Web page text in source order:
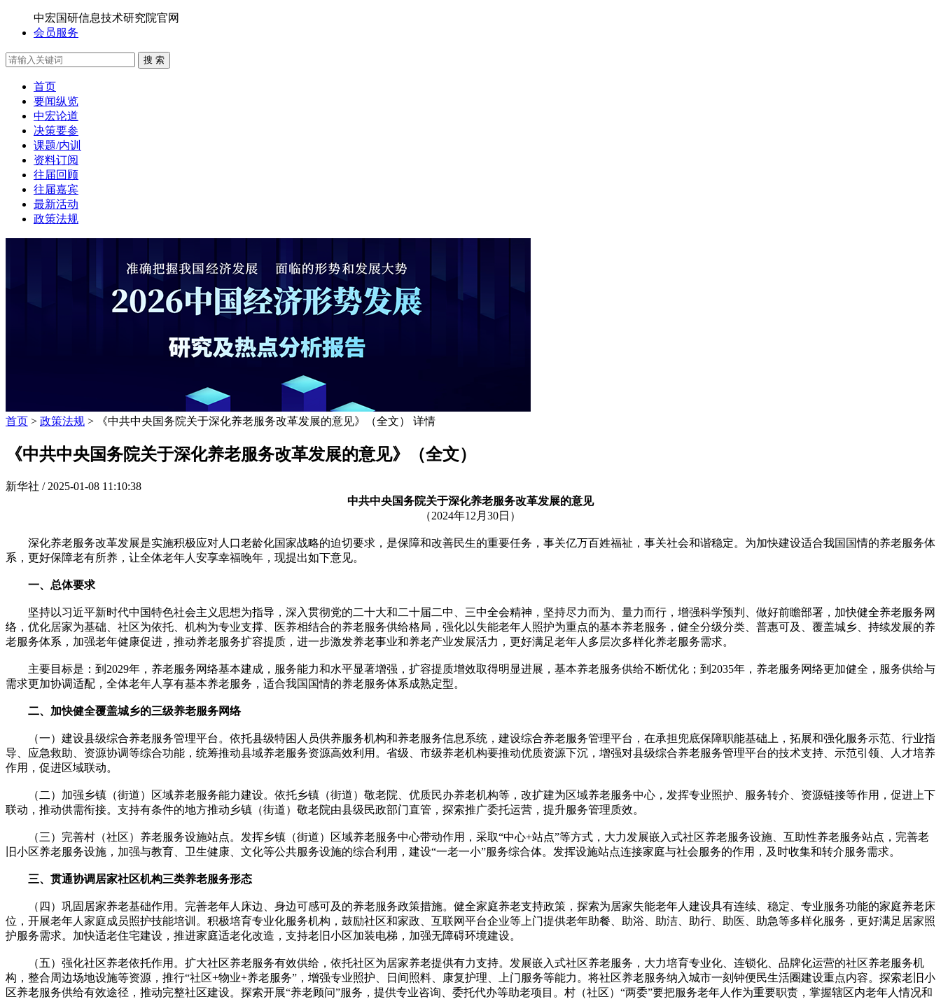
中宏国研信息技术研究院官网
会员服务
搜 索
首页
要闻纵览
中宏论道
决策要参
课题/内训
资料订阅
往届回顾
往届嘉宾
最新活动
政策法规
首页 > 政策法规 > 《中共中央国务院关于深化养老服务改革发展的意见》（全文） 详情
《中共中央国务院关于深化养老服务改革发展的意见》（全文）
新华社 / 2025-01-08 11:10:38
中共中央国务院关于深化养老服务改革发展的意见
（2024年12月30日）
深化养老服务改革发展是实施积极应对人口老龄化国家战略的迫切要求，是保障和改善民生的重要任务，事关亿万百姓福祉，事关社会和谐稳定。为加快建设适合我国国情的养老服务体
系，更好保障老有所养，让全体老年人安享幸福晚年，现提出如下意见。
一、总体要求
坚持以习近平新时代中国特色社会主义思想为指导，深入贯彻党的二十大和二十届二中、三中全会精神，坚持尽力而为、量力而行，增强科学预判、做好前瞻部署，加快健全养老服务网
络，优化居家为基础、社区为依托、机构为专业支撑、医养相结合的养老服务供给格局，强化以失能老年人照护为重点的基本养老服务，健全分级分类、普惠可及、覆盖城乡、持续发展的养
老服务体系，加强老年健康促进，推动养老服务扩容提质，进一步激发养老事业和养老产业发展活力，更好满足老年人多层次多样化养老服务需求。
主要目标是：到2029年，养老服务网络基本建成，服务能力和水平显著增强，扩容提质增效取得明显进展，基本养老服务供给不断优化；到2035年，养老服务网络更加健全，服务供给与
需求更加协调适配，全体老年人享有基本养老服务，适合我国国情的养老服务体系成熟定型。
二、加快健全覆盖城乡的三级养老服务网络
（一）建设县级综合养老服务管理平台。依托县级特困人员供养服务机构和养老服务信息系统，建设综合养老服务管理平台，在承担兜底保障职能基础上，拓展和强化服务示范、行业指
导、应急救助、资源协调等综合功能，统筹推动县域养老服务资源高效利用。省级、市级养老机构要推动优质资源下沉，增强对县级综合养老服务管理平台的技术支持、示范引领、人才培养
作用，促进区域联动。
（二）加强乡镇（街道）区域养老服务能力建设。依托乡镇（街道）敬老院、优质民办养老机构等，改扩建为区域养老服务中心，发挥专业照护、服务转介、资源链接等作用，促进上下
联动，推动供需衔接。支持有条件的地方推动乡镇（街道）敬老院由县级民政部门直管，探索推广委托运营，提升服务管理质效。
（三）完善村（社区）养老服务设施站点。发挥乡镇（街道）区域养老服务中心带动作用，采取“中心+站点”等方式，大力发展嵌入式社区养老服务设施、互助性养老服务站点，完善老
旧小区养老服务设施，加强与教育、卫生健康、文化等公共服务设施的综合利用，建设“一老一小”服务综合体。发挥设施站点连接家庭与社会服务的作用，及时收集和转介服务需求。
三、贯通协调居家社区机构三类养老服务形态
（四）巩固居家养老基础作用。完善老年人床边、身边可感可及的养老服务政策措施。健全家庭养老支持政策，探索为居家失能老年人建设具有连续、稳定、专业服务功能的家庭养老床
位，开展老年人家庭成员照护技能培训。积极培育专业化服务机构，鼓励社区和家政、互联网平台企业等上门提供老年助餐、助浴、助洁、助行、助医、助急等多样化服务，更好满足居家照
护服务需求。加快适老住宅建设，推进家庭适老化改造，支持老旧小区加装电梯，加强无障碍环境建设。
（五）强化社区养老依托作用。扩大社区养老服务有效供给，依托社区为居家养老提供有力支持。发展嵌入式社区养老服务，大力培育专业化、连锁化、品牌化运营的社区养老服务机
构，整合周边场地设施等资源，推行“社区+物业+养老服务”，增强专业照护、日间照料、康复护理、上门服务等能力。将社区养老服务纳入城市一刻钟便民生活圈建设重点内容。探索老旧小
区养老服务供给有效途径，推动完整社区建设。探索开展“养老顾问”服务，提供专业咨询、委托代办等助老项目。村（社区）“两委”要把服务老年人作为重要职责，掌握辖区内老年人情况和